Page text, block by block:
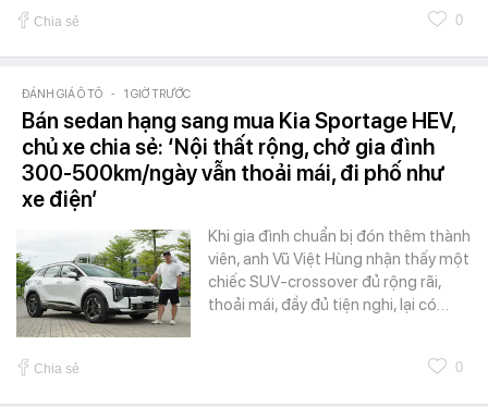
Chia sẻ 0
ĐÁNH GIÁ Ô TÔ - 1 GIỜ TRƯỚC
Bán sedan hạng sang mua Kia Sportage HEV,
chủ xe chia sẻ: ‘Nội thất rộng, chở gia đình
300-500km/ngày vẫn thoải mái, đi phố như
xe điện’
Khi gia đình chuẩn bị đón thêm thành
viên, anh Vũ Việt Hùng nhận thấy một
chiếc SUV-crossover đủ rộng rãi,
thoải mái, đầy đủ tiện nghi, lại có…
Chia sẻ 0